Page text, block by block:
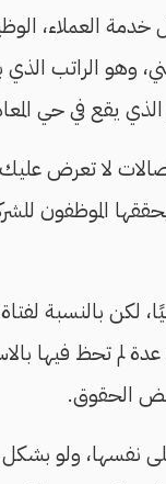
وهو الراتب
الذي يقع في حي
يحققها
لم تحظ فيها
الحقوق.
نفسها، ولو